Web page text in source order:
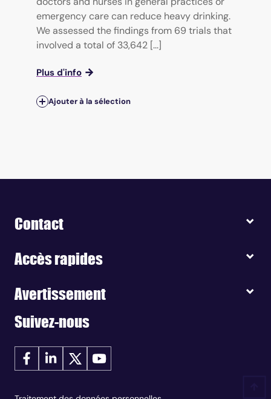
emergency care can reduce heavy drinking.
We assessed the findings from 69 trials that
involved a total of 33,642 [...]
Plus d'info
Ajouter à la sélection
Contact
Accès rapides
Avertissement
Suivez-nous